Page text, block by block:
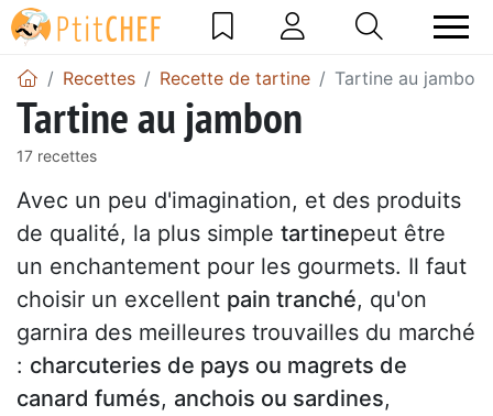
Recettes Recette de tartine Tartine au jambon
Tartine au jambon
17 recettes
Avec un peu d'imagination, et des produits
de qualité, la plus simple tartinepeut être
un enchantement pour les gourmets. Il faut
choisir un excellent pain tranché, qu'on
garnira des meilleures trouvailles du marché
: charcuteries de pays ou magrets de
canard fumés, anchois ou sardines,